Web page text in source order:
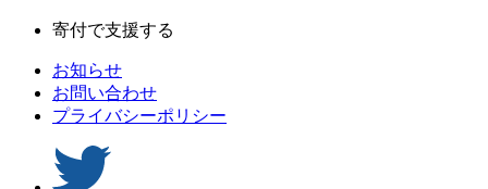
寄付で支援する
お知らせ
お問い合わせ
プライバシーポリシー